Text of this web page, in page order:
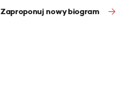
Zaproponuj nowy biogram